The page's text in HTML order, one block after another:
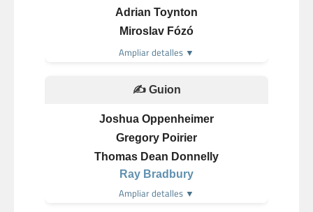
Adrian Toynton
Miroslav Fózó
Ampliar detalles ▼
✍️ Guion
Joshua Oppenheimer
Gregory Poirier
Thomas Dean Donnelly
Ray Bradbury
Ampliar detalles ▼